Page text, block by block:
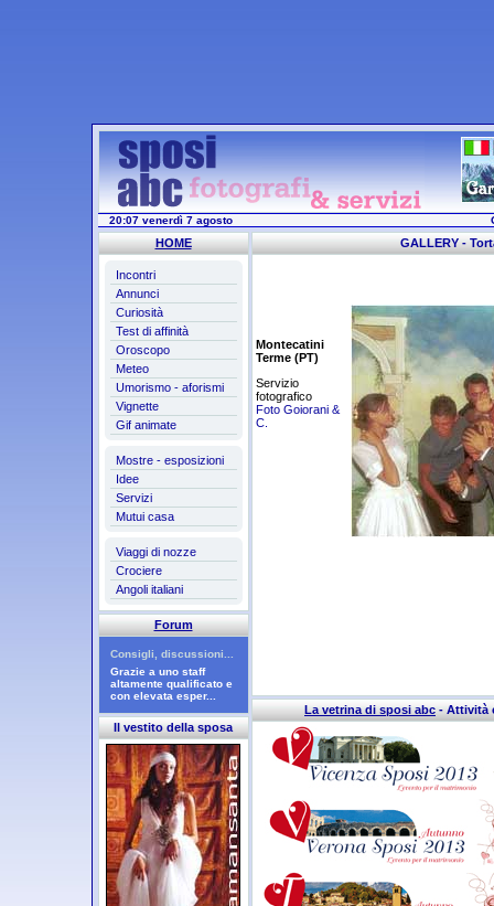
20:07 venerdì 7 agosto
HOME
Incontri
Annunci
Curiosità
Test di affinità
Oroscopo
Meteo
Umorismo - aforismi
Vignette
Gif animate
Mostre - esposizioni
Idee
Servizi
Mutui casa
Viaggi di nozze
Crociere
Angoli italiani
Forum
Consigli, discussioni...
Grazie a uno staff
altamente qualificato e
con elevata esper...
Il vestito della sposa
GALLERY -
Montecatini
Terme (PT)
Servizio
fotografico
Foto Goiorani &
C.
La vetrina di sposi abc- Attività